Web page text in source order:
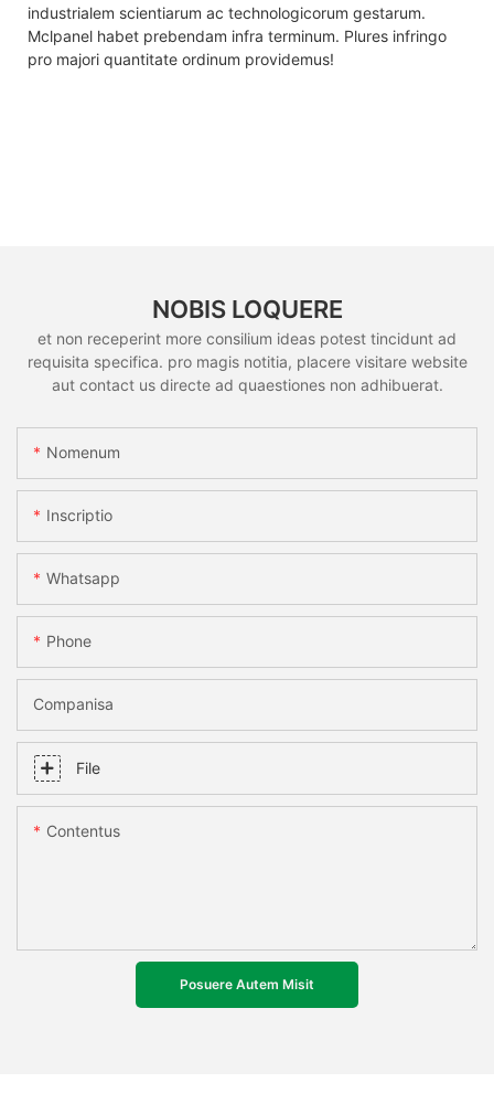
industrialem scientiarum ac technologicorum gestarum.
Mclpanel habet prebendam infra terminum. Plures infringo
pro majori quantitate ordinum providemus!
NOBIS LOQUERE
et non receperint more consilium ideas potest tincidunt ad
requisita specifica. pro magis notitia, placere visitare website
aut contact us directe ad quaestiones non adhibuerat.
Nomenum
Inscriptio
Whatsapp
Phone
Companisa
File
Contentus
Posuere Autem Misit